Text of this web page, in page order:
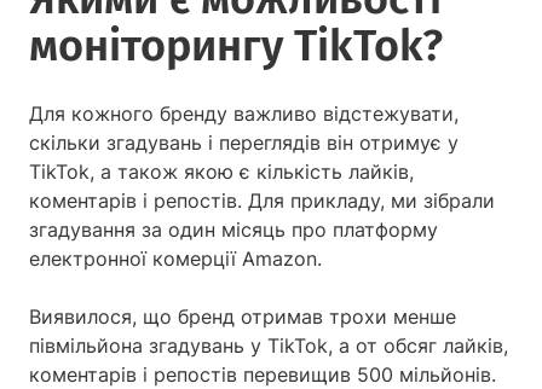
моніторингу TikTok?
Для кожного бренду важливо відстежувати,
скільки згадувань і переглядів він отримує у
TikTok, а також якою є кількість лайків,
коментарів і репостів. Для прикладу, ми зібрали
згадування за один місяць про платформу
електронної комерції Amazon.
Виявилося, що бренд отримав трохи менше
півмільйона згадувань у TikTok, а от обсяг лайків,
коментарів і репостів перевищив 500 мільйонів.